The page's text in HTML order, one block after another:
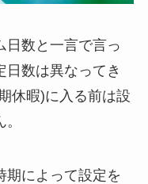
日数と一言で言っ
日数は異なってき
休暇)に入る前は設
期によって設定を